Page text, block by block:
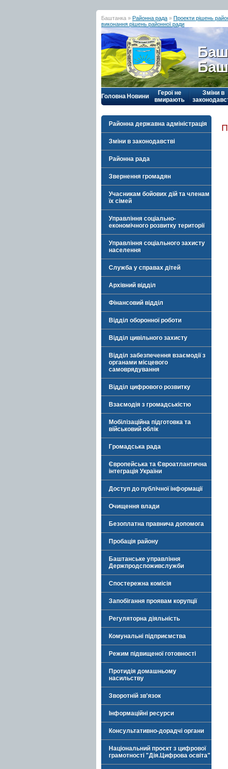
Баштанка » Районна рада » Проекти рішень
виконання рішень районної ради
Головна Новини
Герої не
вмирають
Зміни в
Районна державна адміністрація
Зміни в законодавстві
Районна рада
Звернення громадян
Учасникам бойових дій та членам
їх сімей
Управління соціально-
економічного розвитку території
Управління соціального захисту
населення
Служба у справах дітей
Архівний відділ
Фінансовий відділ
Відділ оборонної роботи
Відділ цивільного захисту
Відділ забезпечення взаємодії з
органами місцевого
самоврядування
Відділ цифрового розвитку
Взаємодія з громадськістю
Мобілізаційна підготовка та
військовий облік
Громадська рада
Європейська та Євроатлантична
інтеграція України
Доступ до публічної інформації
Очищення влади
Безоплатна правнича допомога
Пробація району
Баштанське управління
Держпродспоживслужби
Спостережна комісія
Запобігання проявам корупції
Регуляторна діяльність
Комунальні підприємства
Режим підвищеної готовності
Протидія домашньому
насильству
Зворотній зв'язок
Інформаційні ресурси
Консультативно-дорадчі органи
Національний проєкт з цифрової
грамотності "Дія.Цифрова освіта"